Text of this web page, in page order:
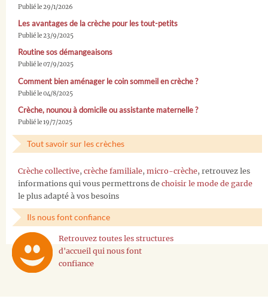
Publié le 29/1/2026
Les avantages de la crèche pour les tout-petits
Publié le 23/9/2025
Routine sos démangeaisons
Publié le 07/9/2025
Comment bien aménager le coin sommeil en crèche ?
Publié le 04/8/2025
Crèche, nounou à domicile ou assistante maternelle ?
Publié le 19/7/2025
Tout savoir sur les crèches
Crèche collective, crèche familiale, micro-crèche, retrouvez les
informations qui vous permettrons de choisir le mode de garde
le plus adapté à vos besoins
Ils nous font confiance
Retrouvez toutes les structures
d'accueil qui nous font
confiance